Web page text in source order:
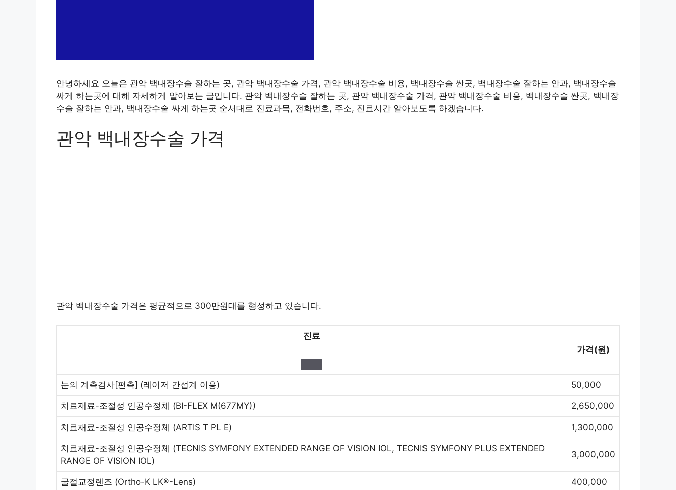
안녕하세요 오늘은 관악 백내장수술 잘하는 곳, 관악 백내장수술 가격, 관악 백내장수술 비용, 백내장수술 싼곳, 백내장수술 잘하는 안과, 백내장수술
싸게 하는곳에 대해 자세하게 알아보는 글입니다. 관악 백내장수술 잘하는 곳, 관악 백내장수술 가격, 관악 백내장수술 비용, 백내장수술 싼곳, 백내장
수술 잘하는 안과, 백내장수술 싸게 하는곳 순서대로 진료과목, 전화번호, 주소, 진료시간 알아보도록 하겠습니다.
관악 백내장수술 가격
관악 백내장수술 가격은 평균적으로 300만원대를 형성하고 있습니다.
진료
가격(원)
눈의 계측검사[편측] (레이저 간섭계 이용) 50,000
치료재료-조절성 인공수정체 (BI-FLEX M(677MY)) 2,650,000
치료재료-조절성 인공수정체 (ARTIS T PL E) 1,300,000
치료재료-조절성 인공수정체 (TECNIS SYMFONY EXTENDED RANGE OF VISION IOL, TECNIS SYMFONY PLUS EXTENDED
RANGE OF VISION IOL)
3,000,000
굴절교정렌즈 (Ortho-K LK®-Lens) 400,000